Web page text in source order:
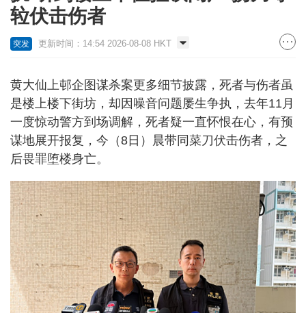
䢂伏击伤者
突发 更新时间：14:54 2026-08-08 HKT
黄大仙上邨企图谋杀案更多细节披露，死者与伤者虽
是楼上楼下街坊，却因噪音问题屡生争执，去年11月
一度惊动警方到场调解，死者疑一直怀恨在心，有预
谋地展开报复，今（8日）晨带同菜刀伏击伤者，之
后畏罪堕楼身亡。